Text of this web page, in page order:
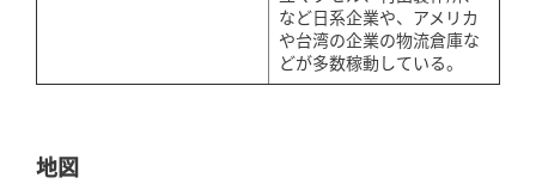
など日系企業や、アメリカ
や台湾の企業の物流倉庫な
どが多数稼動している。
地図